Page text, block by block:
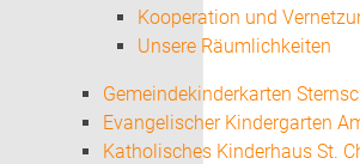
Kooperation und
Unsere Räumlichkeiten
Gemeindekinderkarten
Evangelischer Kindergarten
Katholisches Kinderhaus St.